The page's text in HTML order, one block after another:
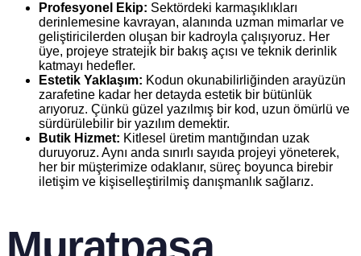
Profesyonel Ekip: Sektördeki karmaşıklıkları
derinlemesine kavrayan, alanında uzman mimarlar ve
geliştiricilerden oluşan bir kadroyla çalışıyoruz. Her
üye, projeye stratejik bir bakış açısı ve teknik derinlik
katmayı hedefler.
Estetik Yaklaşım: Kodun okunabilirliğinden arayüzün
zarafetine kadar her detayda estetik bir bütünlük
arıyoruz. Çünkü güzel yazılmış bir kod, uzun ömürlü ve
sürdürülebilir bir yazılım demektir.
Butik Hizmet: Kitlesel üretim mantığından uzak
duruyoruz. Aynı anda sınırlı sayıda projeyi yöneterek,
her bir müşterimize odaklanır, süreç boyunca birebir
iletişim ve kişiselleştirilmiş danışmanlık sağlarız.
Muratpaşa